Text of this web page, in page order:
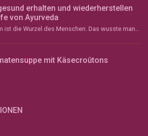
erhalten und wiederherstellen
von Ayurveda
mit Käsecroûtons